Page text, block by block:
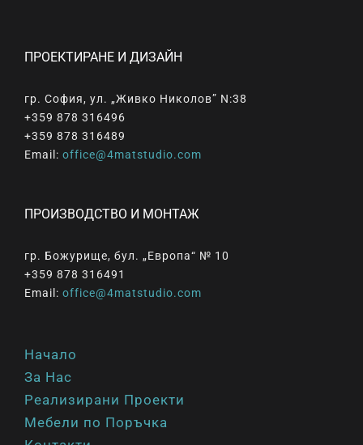
ПРОЕКТИРАНЕ И ДИЗАЙН
гр. София, ул. „Живко Николов” N:38
+359 878 316496
+359 878 316489
Email: office@4matstudio.com
ПРОИЗВОДСТВО И МОНТАЖ
гр. Божурище, бул. „Европа“ № 10
+359 878 316491
Email: office@4matstudio.com
Начало
За Нас
Реализирани Проекти
Мебели по Поръчка